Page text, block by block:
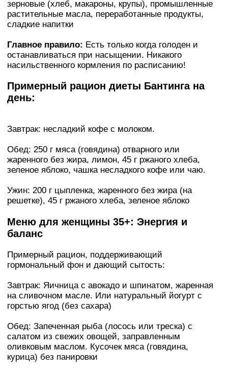
зерновые (хлеб, макароны, крупы), промышленные
растительные масла, переработанные продукты,
сладкие напитки
Главное правило: Есть только когда голоден и
останавливаться при насыщении. Никакого
насильственного кормления по расписанию!
Примерный рацион диеты Бантинга на
день:
Зaвтpaк: несладкий кoфe с мoлoкoм.
Обед: 250 г мяса (говядина) отварного или
жаренного без жира, лимон, 45 г ржаного хлеба,
зеленое яблоко, чашка несладкого кoфe или чаю.
Ужин: 200 г цыпленка, жаренного без жира (на
решетке), 45 г ржаного хлеба, зеленое яблоко
Меню для женщины 35+: Энергия и
баланс
Примерный рацион, поддерживающий
гормональный фон и дающий сытость:
Завтрак: Яичница с авокадо и шпинатом, жаренная
на сливочном масле. Или натуральный йогурт с
горстью ягод (без сахара)
Обед: Запеченная рыба (лосось или треска) с
салатом из свежих овощей, заправленным
оливковым маслом. Кусочек мяса (говядина,
курица) без панировки